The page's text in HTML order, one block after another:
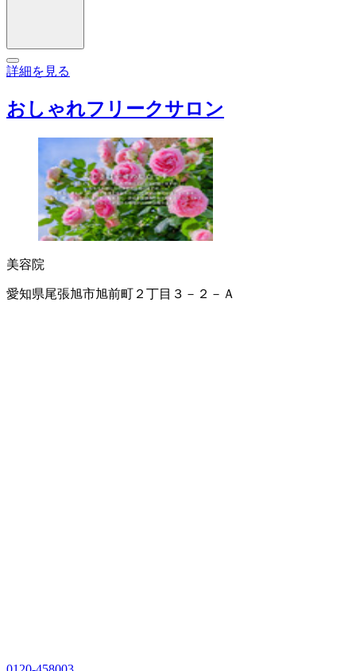
詳細を見る
おしゃれフリークサロン
美容院
愛知県尾張旭市旭前町２丁目３－２－Ａ